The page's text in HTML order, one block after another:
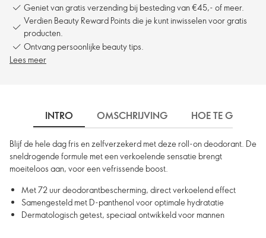
Geniet van gratis verzending bij besteding van €45,- of meer.
Verdien Beauty Reward Points die je kunt inwisselen voor gratis
producten.
Ontvang persoonlijke beauty tips.
Lees meer
INTRO OMSCHRIJVING HOE TE
Blijf de hele dag fris en zelfverzekerd met deze roll-on deodorant. De
sneldrogende formule met een verkoelende sensatie brengt
moeiteloos aan, voor een vefrissende boost.
Met 72 uur deodorantbescherming, direct verkoelend effect
Samengesteld met D-panthenol voor optimale hydratatie
Dermatologisch getest, speciaal ontwikkeld voor mannen